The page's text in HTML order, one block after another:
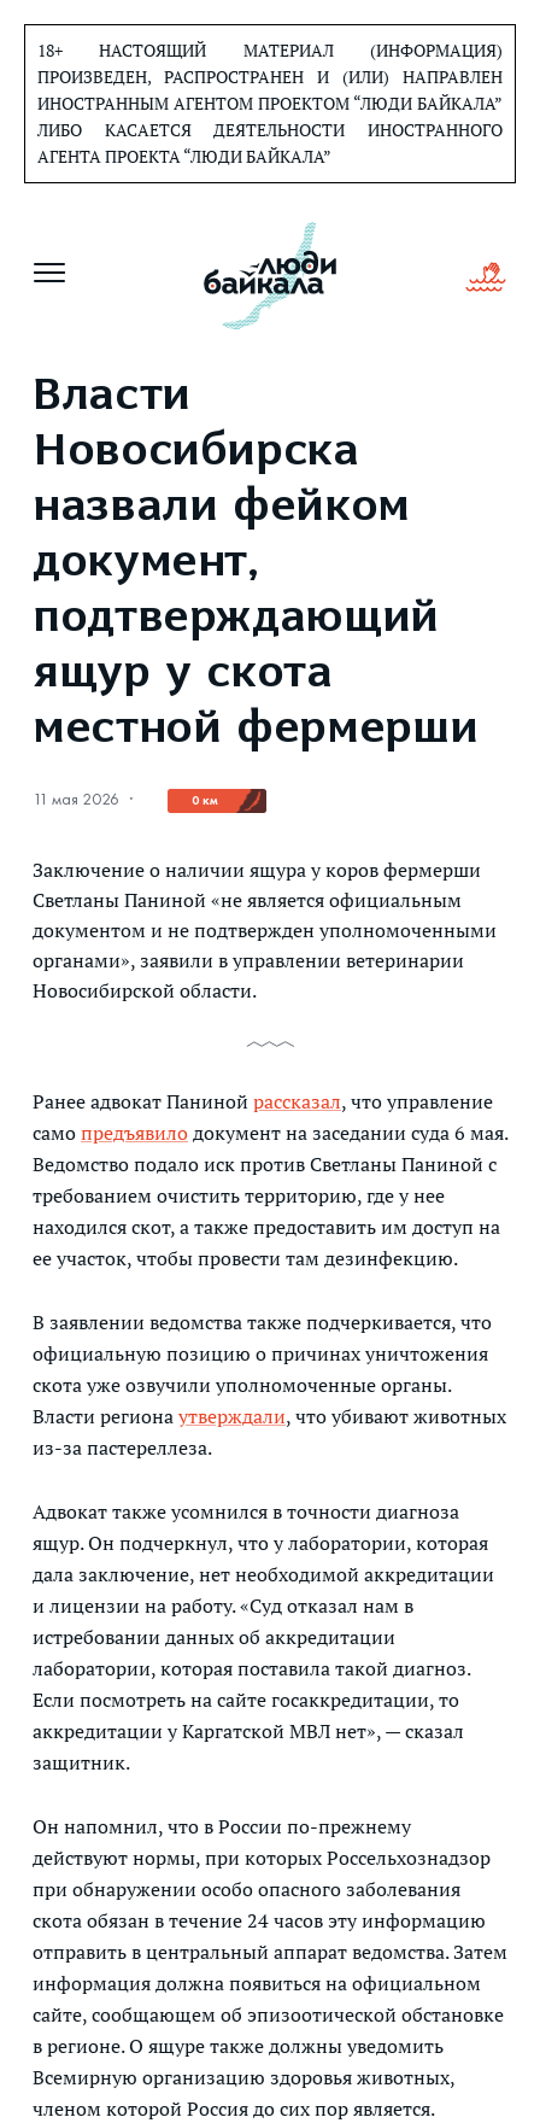
содержанию
18+ НАСТОЯЩИЙ МАТЕРИАЛ (ИНФОРМАЦИЯ)
ПРОИЗВЕДЕН, РАСПРОСТРАНЕН И (ИЛИ) НАПРАВЛЕН
ИНОСТРАННЫМ АГЕНТОМ ПРОЕКТОМ “ЛЮДИ БАЙКАЛА”
ЛИБО КАСАЕТСЯ ДЕЯТЕЛЬНОСТИ ИНОСТРАННОГО
АГЕНТА ПРОЕКТА “ЛЮДИ БАЙКАЛА”
Власти
Новосибирска
назвали фейком
документ,
подтверждающий
ящур у скота
местной фермерши
11 мая 2026 · 0 км
Заключение о наличии ящура у коров фермерши
Светланы Паниной «не является официальным
документом и не подтвержден уполномоченными
органами», заявили в управлении ветеринарии
Новосибирской области.
Ранее адвокат Паниной рассказал, что управление
самопредъявилодокумент на заседании суда 6 мая.
Ведомство подало иск против Светланы Паниной с
требованием очистить территорию, где у нее
находился скот, а также предоставить им доступ на
ее участок, чтобы провести там дезинфекцию.
В заявлении ведомства также подчеркивается, что
официальную позицию о причинах уничтожения
скота уже озвучили уполномоченные органы.
Власти регионаутверждали, что убивают животных
из-за пастереллеза.
Адвокат также усомнился в точности диагноза
ящур. Он подчеркнул, что у лаборатории, которая
дала заключение, нет необходимой аккредитации
и лицензии на работу. «Суд отказал нам в
истребовании данных об аккредитации
лаборатории, которая поставила такой диагноз.
Если посмотреть на сайте госаккредитации, то
аккредитации у Каргатской МВЛ нет», — сказал
защитник.
Он напомнил, что в России по-прежнему
действуют нормы, при которых Россельхознадзор
при обнаружении особо опасного заболевания
скота обязан в течение 24 часов эту информацию
отправить в центральный аппарат ведомства. Затем
информация должна появиться на официальном
сайте, сообщающем об эпизоотической обстановке
в регионе. О ящуре также должны уведомить
Всемирную организацию здоровья животных,
членом которой Россия до сих пор является.